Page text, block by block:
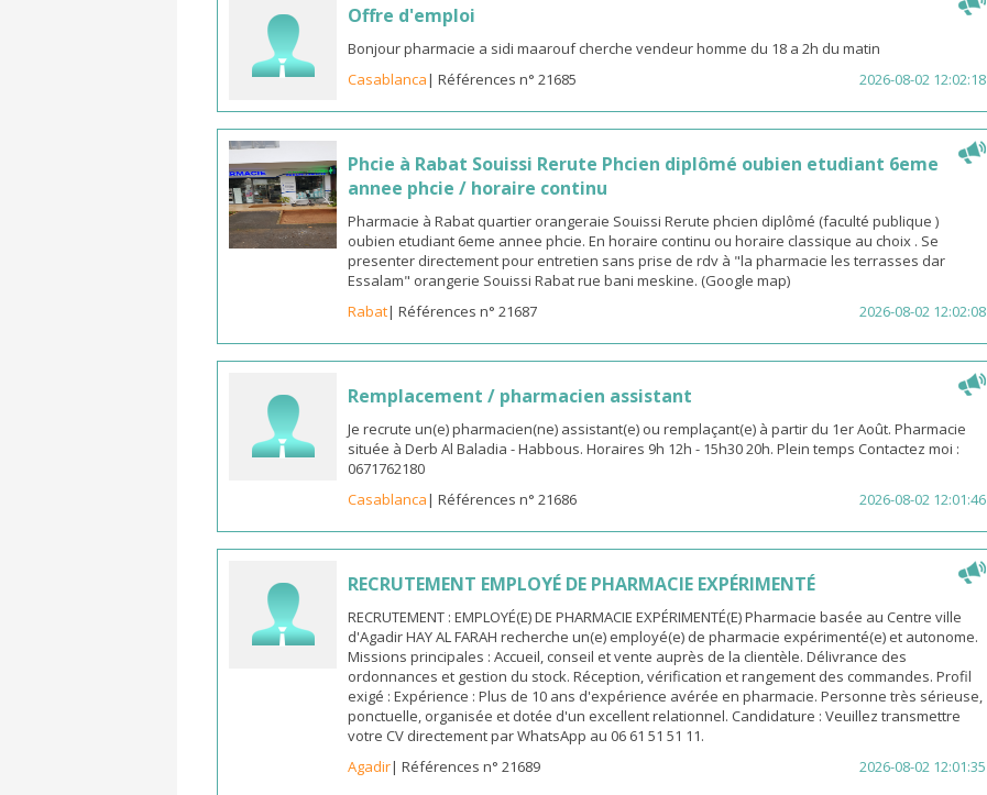
Offre d'emploi
Bonjour pharmacie a sidi maarouf cherche vendeur homme du 18 a 2h du matin
Casablanca| Références n° 21685 2026-08-02 12:02:18
Phcie à Rabat Souissi Rerute Phcien diplômé oubien etudiant 6eme
annee phcie / horaire continu
Pharmacie à Rabat quartier orangeraie Souissi Rerute phcien diplômé (faculté publique )
oubien etudiant 6eme annee phcie. En horaire continu ou horaire classique au choix . Se
presenter directement pour entretien sans prise de rdv à "la pharmacie les terrasses dar
Essalam" orangerie Souissi Rabat rue bani meskine. (Google map)
Rabat| Références n° 21687 2026-08-02 12:02:08
Remplacement / pharmacien assistant
Je recrute un(e) pharmacien(ne) assistant(e) ou remplaçant(e) à partir du 1er Août. Pharmacie
située à Derb Al Baladia - Habbous. Horaires 9h 12h - 15h30 20h. Plein temps Contactez moi :
0671762180
Casablanca| Références n° 21686 2026-08-02 12:01:46
RECRUTEMENT EMPLOYÉ DE PHARMACIE EXPÉRIMENTÉ
RECRUTEMENT : EMPLOYÉ(E) DE PHARMACIE EXPÉRIMENTÉ(E) Pharmacie basée au Centre ville
d'Agadir HAY AL FARAH recherche un(e) employé(e) de pharmacie expérimenté(e) et autonome.
Missions principales : Accueil, conseil et vente auprès de la clientèle. Délivrance des
ordonnances et gestion du stock. Réception, vérification et rangement des commandes. Profil
exigé : Expérience : Plus de 10 ans d'expérience avérée en pharmacie. Personne très sérieuse,
ponctuelle, organisée et dotée d'un excellent relationnel. Candidature : Veuillez transmettre
votre CV directement par WhatsApp au 06 61 51 51 11.
Agadir| Références n° 21689 2026-08-02 12:01:35